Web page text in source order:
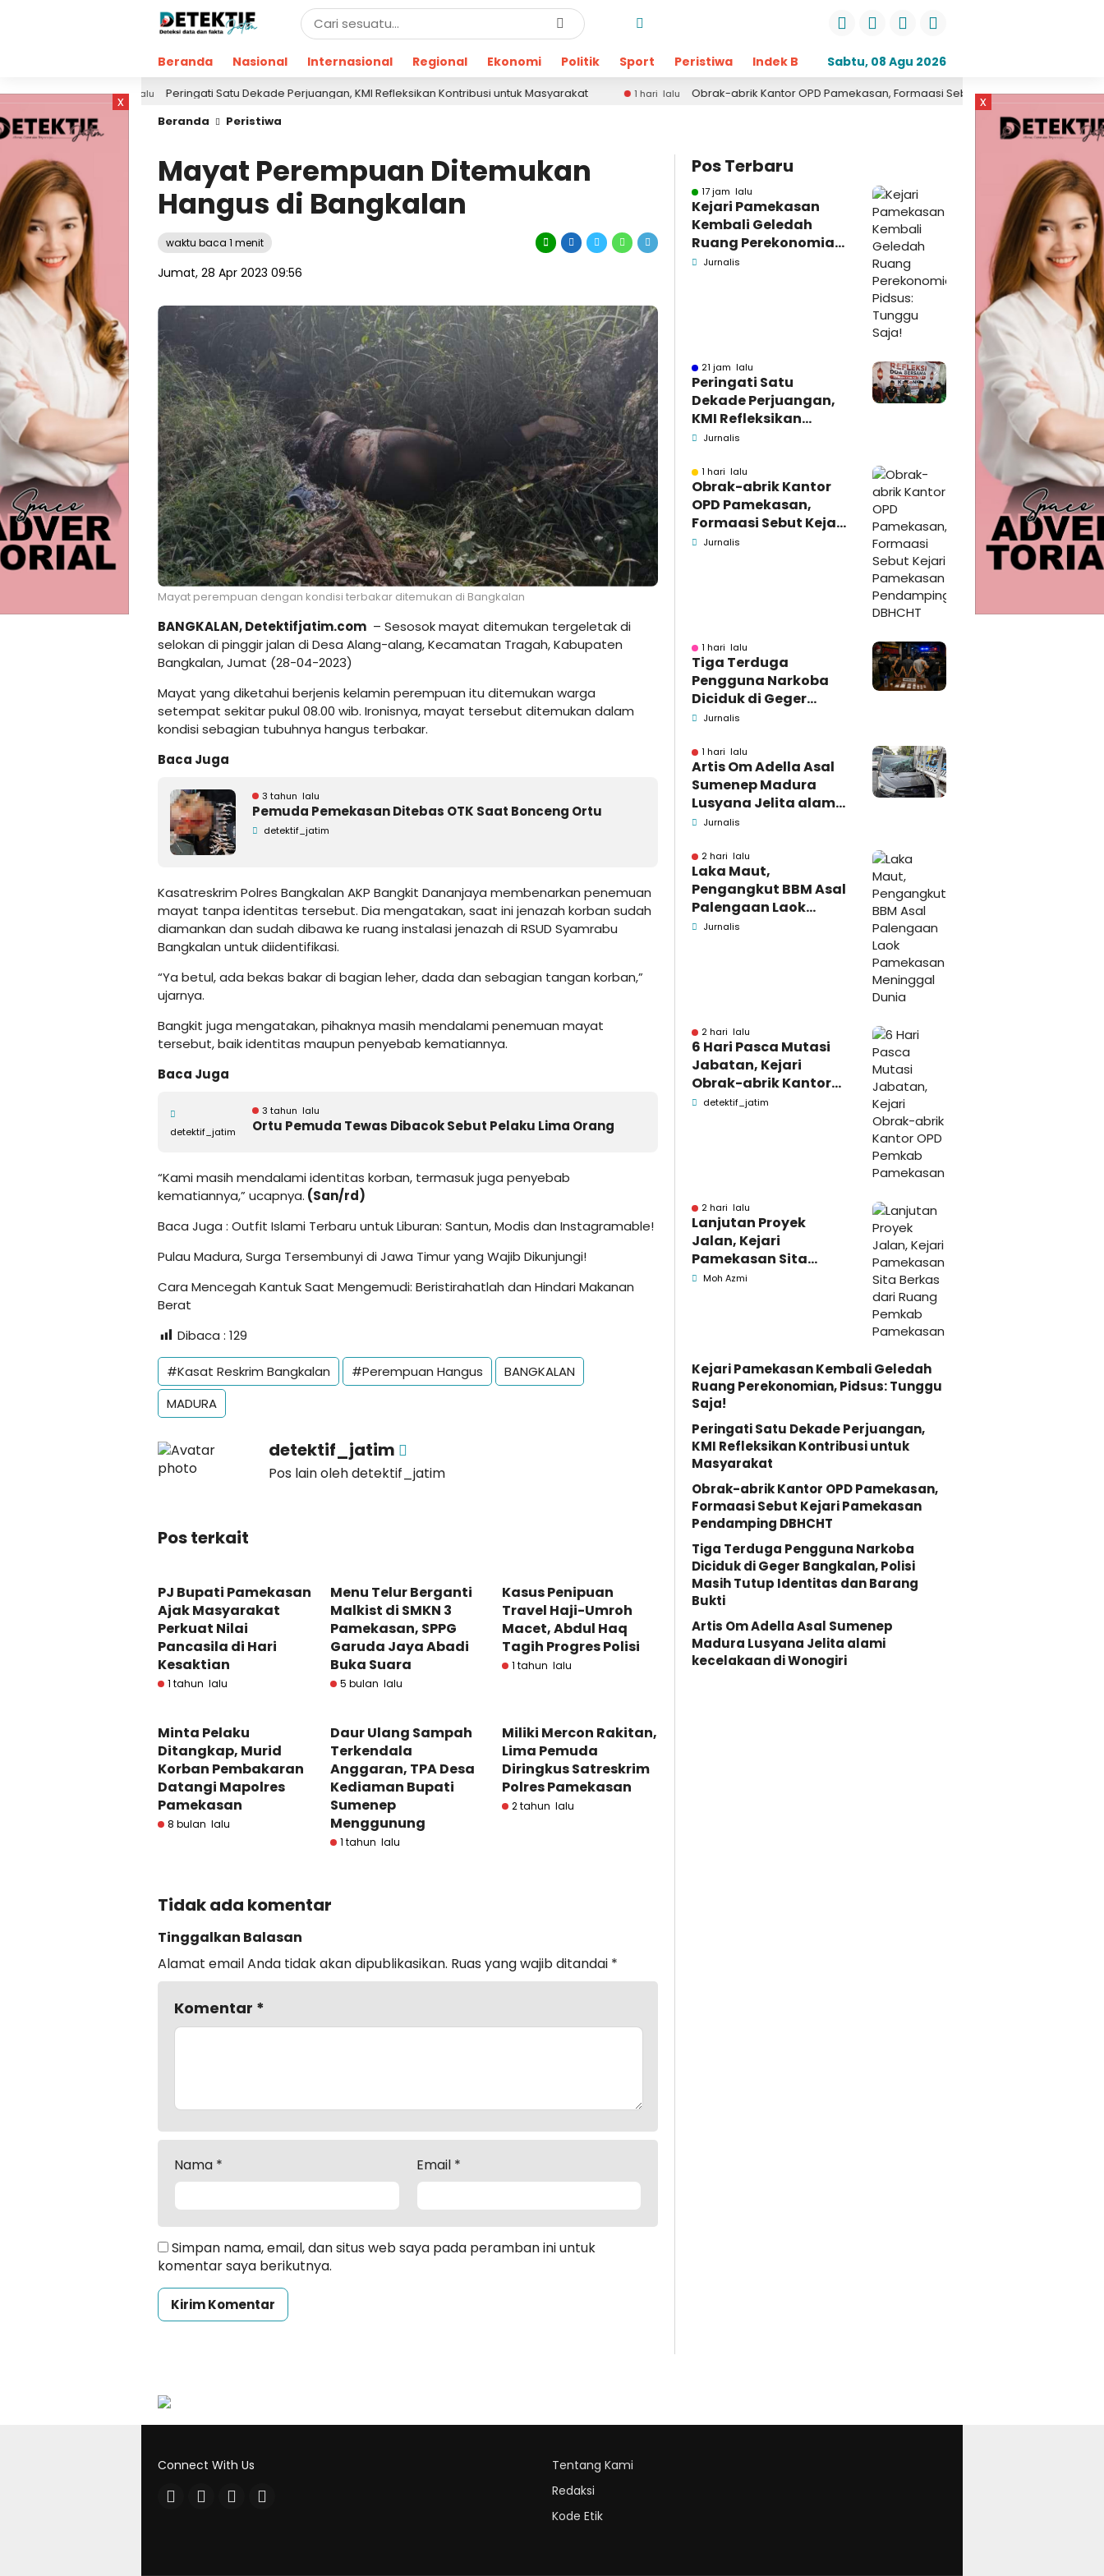
Beranda Nasional Internasional Regional Ekonomi Politik Sport Peristiwa Indek Berita Opini Daerah
Sabtu, 08 Agu 2026
x
21 jam lalu Peringati Satu Dekade Perjuangan, KMI Refleksikan Kontribusi untuk Masyarakat 1 hari lalu
Obrak-abrik Kantor OPD Pamekasan, Formaasi Sebut Kejari Pamekasan Pendamping
Beranda
Peristiwa
Mayat Perempuan Ditemukan
Hangus di Bangkalan
waktu baca 1 menit
Jumat, 28 Apr 2023 09:56
Mayat perempuan dengan kondisi terbakar ditemukan di Bangkalan
BANGKALAN, Detektifjatim.com – Sesosok mayat ditemukan tergeletak di
selokan di pinggir jalan di Desa Alang-alang, Kecamatan Tragah, Kabupaten
Bangkalan, Jumat (28-04-2023)
Mayat yang diketahui berjenis kelamin perempuan itu ditemukan warga
setempat sekitar pukul 08.00 wib. Ironisnya, mayat tersebut ditemukan dalam
kondisi sebagian tubuhnya hangus terbakar.
Baca Juga
3 tahun lalu
Pemuda Pemekasan Ditebas OTK Saat Bonceng Ortu
detektif_jatim
Kasatreskrim Polres Bangkalan AKP Bangkit Dananjaya membenarkan penemuan
mayat tanpa identitas tersebut. Dia mengatakan, saat ini jenazah korban sudah
diamankan dan sudah dibawa ke ruang instalasi jenazah di RSUD Syamrabu
Bangkalan untuk diidentifikasi.
“Ya betul, ada bekas bakar di bagian leher, dada dan sebagian tangan korban,”
ujarnya.
Bangkit juga mengatakan, pihaknya masih mendalami penemuan mayat
tersebut, baik identitas maupun penyebab kematiannya.
Baca Juga
3 tahun lalu
Ortu Pemuda Tewas Dibacok Sebut Pelaku Lima Orang
detektif_jatim
“Kami masih mendalami identitas korban, termasuk juga penyebab
kematiannya,” ucapnya. (San/rd)
Baca Juga : Outfit Islami Terbaru untuk Liburan: Santun, Modis dan Instagramable!
Pulau Madura, Surga Tersembunyi di Jawa Timur yang Wajib Dikunjungi!
Cara Mencegah Kantuk Saat Mengemudi: Beristirahatlah dan Hindari Makanan
Berat
Dibaca : 129
#Kasat Reskrim Bangkalan #Perempuan Hangus
BANGKALAN
MADURA
detektif_jatim
Pos lain oleh detektif_jatim
Pos terkait
PJ Bupati Pamekasan
Ajak Masyarakat
Perkuat Nilai
Pancasila di Hari
Kesaktian
1 tahun lalu
Menu Telur Berganti
Malkist di SMKN 3
Pamekasan, SPPG
Garuda Jaya Abadi
Buka Suara
5 bulan lalu
Kasus Penipuan
Travel Haji-Umroh
Macet, Abdul Haq
Tagih Progres Polisi
1 tahun lalu
Minta Pelaku
Ditangkap, Murid
Korban Pembakaran
Datangi Mapolres
Pamekasan
8 bulan lalu
Daur Ulang Sampah
Terkendala
Anggaran, TPA Desa
Kediaman Bupati
Sumenep
Menggunung
1 tahun lalu
Miliki Mercon Rakitan,
Lima Pemuda
Diringkus Satreskrim
Polres Pamekasan
2 tahun lalu
Tidak ada komentar
Tinggalkan Balasan
Alamat email Anda tidak akan dipublikasikan. Ruas yang wajib ditandai *
Komentar *
Nama * Email *
Simpan nama, email, dan situs web saya pada peramban ini untuk
komentar saya berikutnya.
Pos Terbaru
17 jam lalu
Kejari Pamekasan
Kembali Geledah
Ruang Perekonomian,
Pidsus: Tunggu Saja!
Jurnalis
21 jam lalu
Peringati Satu
Dekade Perjuangan,
KMI Refleksikan
Kontribusi untuk
Jurnalis
1 hari lalu
Obrak-abrik Kantor
OPD Pamekasan,
Formaasi Sebut Kejari
Pamekasan
Jurnalis
1 hari lalu
Tiga Terduga
Pengguna Narkoba
Diciduk di Geger
Bangkalan, Polisi
dan Barang Bukti
Jurnalis
1 hari lalu
Artis Om Adella Asal
Sumenep Madura
Lusyana Jelita alami
kecelakaan di
Jurnalis
2 hari lalu
Laka Maut,
Pengangkut BBM Asal
Palengaan Laok
Pamekasan
Jurnalis
2 hari lalu
6 Hari Pasca Mutasi
Jabatan, Kejari
Obrak-abrik Kantor
OPD Pemkab
detektif_jatim
2 hari lalu
Lanjutan Proyek
Jalan, Kejari
Pamekasan Sita
Berkas dari Ruang
Moh Azmi
Kejari Pamekasan Kembali Geledah
Ruang Perekonomian, Pidsus: Tunggu
Saja!
Peringati Satu Dekade Perjuangan,
KMI Refleksikan Kontribusi untuk
Masyarakat
Obrak-abrik Kantor OPD Pamekasan,
Formaasi Sebut Kejari Pamekasan
Pendamping DBHCHT
Tiga Terduga Pengguna Narkoba
Diciduk di Geger Bangkalan, Polisi
Masih Tutup Identitas dan Barang
Bukti
Artis Om Adella Asal Sumenep
Madura Lusyana Jelita alami
kecelakaan di Wonogiri
x
Tentang Kami
Redaksi
Kode Etik
Connect With Us